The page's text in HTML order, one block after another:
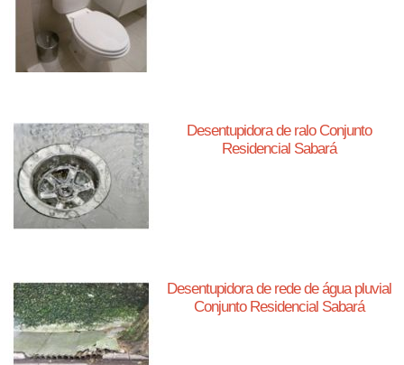
Desentupidora de ralo Conjunto
Residencial Sabará
Desentupidora de rede de água pluvial
Conjunto Residencial Sabará